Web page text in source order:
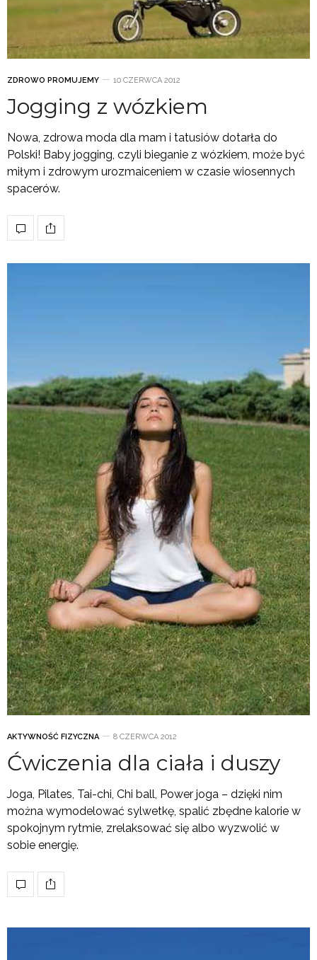
ZDROWO PROMUJEMY 10 CZERWCA 2012
Jogging z wózkiem
Nowa, zdrowa moda dla mam i tatusiów dotarła do
Polski! Baby jogging, czyli bieganie z wózkiem, może być
miłym i zdrowym urozmaiceniem w czasie wiosennych
spacerów.
AKTYWNOŚĆ FIZYCZNA 8 CZERWCA 2012
Ćwiczenia dla ciała i duszy
Joga, Pilates, Tai-chi, Chi ball, Power joga – dzięki nim
można wymodelować sylwetkę, spalić zbędne kalorie w
spokojnym rytmie, zrelaksować się albo wyzwolić w
sobie energię.